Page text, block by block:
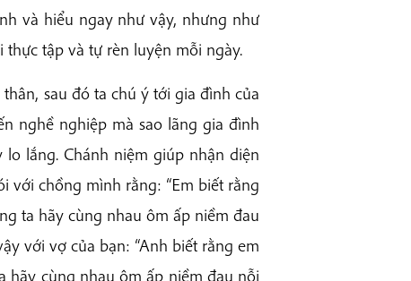
và hiểu ngay như vậy, nhưng như
tập và tự rèn luyện mỗi ngày.
sau đó ta chú ý tới gia đình của
nghề nghiệp mà sao lãng gia đình
lắng. Chánh niệm giúp nhận diện
với chồng mình rằng: “Em biết rằng
ta hãy cùng nhau ôm ấp niềm đau
với vợ của bạn: “Anh biết rằng em
hãy cùng nhau ôm ấp niềm đau nỗi